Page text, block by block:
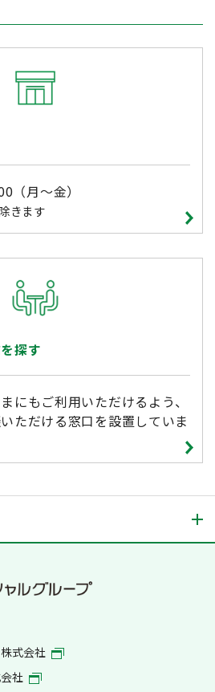
（月～金）
きます
探す
にもご利用いただけるよう、
ただける窓口を設置していま
式会社
社